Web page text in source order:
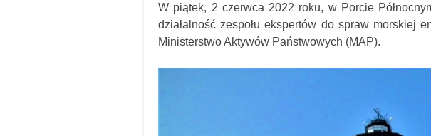
W piątek, 2 czerwca 2022 roku, w Porcie
działalność zespołu ekspertów do spraw morskiej
Ministerstwo Aktywów Państwowych (MAP).